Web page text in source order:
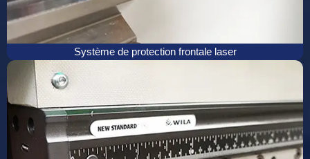
Système de protection frontale laser